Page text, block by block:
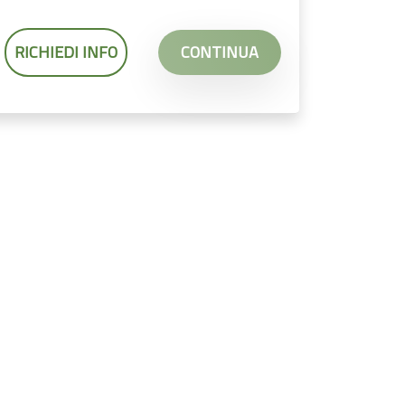
RICHIEDI INFO CONTINUA